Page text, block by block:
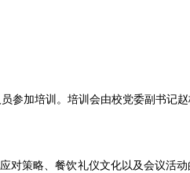
参加培训。培训会由校党委副书记
对策略、餐饮礼仪文化以及会议活